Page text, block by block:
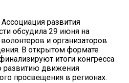
развития
обсудила 29 июня на
и организаторов
В открытом формате
итоги конгресса
развитию движения
просвещения в регионах.